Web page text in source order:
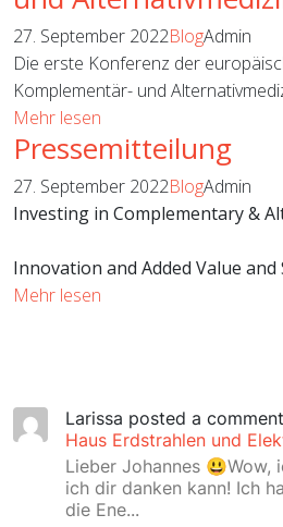
27. September 2022BlogAdmin
Die erste Konferenz der
Komplementär- und
Mehr lesen
Pressemitteilung
27. September 2022BlogAdmin
Investing in Complementary &
Innovation and Added Value and
Mehr lesen
Larissa posted a
Haus Erdstrahlen und
Lieber Johannes 😃Wow,
ich dir danken kann! Ich
die Ene...